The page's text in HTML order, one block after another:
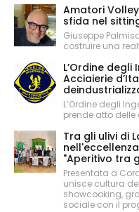
Amatori
sfida nel
Giuseppe
costruire una
L’Ordine
Acciaierie
L’Ordine degli
prende atto
Tra gli ulivi di
"Aperitivo tra
Presentata a
unisce cultura
showcooking,
sociale con il